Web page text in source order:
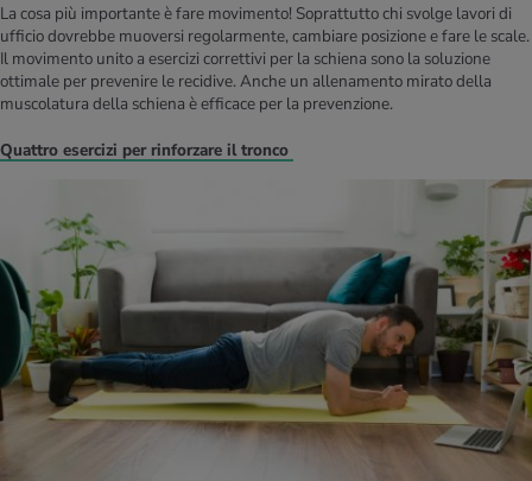
La cosa più importante è fare movimento! Soprattutto chi svolge lavori di
ufficio dovrebbe muoversi regolarmente, cambiare posizione e fare le scale.
Il movimento unito a esercizi correttivi per la schiena sono la soluzione
ottimale per prevenire le recidive. Anche un allenamento mirato della
muscolatura della schiena è efficace per la prevenzione.
Quattro esercizi per rinforzare il tronco